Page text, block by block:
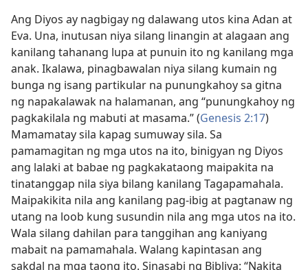
Ang Diyos ay nagbigay ng dalawang utos kina Adan at
Eva. Una, inutusan niya silang linangin at alagaan ang
kanilang tahanang lupa at punuin ito ng kanilang mga
anak. Ikalawa, pinagbawalan niya silang kumain ng
bunga ng isang partikular na punungkahoy sa gitna
ng napakalawak na halamanan, ang “punungkahoy ng
pagkakilala ng mabuti at masama.” (Genesis 2:17)
Mamamatay sila kapag sumuway sila. Sa
pamamagitan ng mga utos na ito, binigyan ng Diyos
ang lalaki at babae ng pagkakataong maipakita na
tinatanggap nila siya bilang kanilang Tagapamahala.
Maipakikita nila ang kanilang pag-ibig at pagtanaw ng
utang na loob kung susundin nila ang mga utos na ito.
Wala silang dahilan para tanggihan ang kaniyang
mabait na pamamahala. Walang kapintasan ang
sakdal na mga taong ito. Sinasabi ng Bibliya: “Nakita